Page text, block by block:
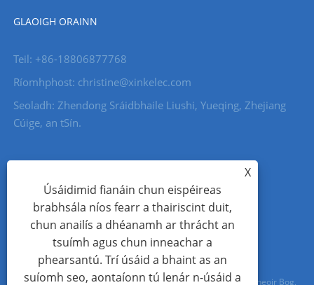
GLAOIGH ORAINN
Teil: +86-18806877768
Ríomhphost: christine@xinkelec.com
Seoladh: Zhendong Sráidbhaile Liushi, Yueqing, Zhejiang
Cúige, an tSín.
Cóipcheart © 2023 Wenzhou Xinkong Imp&exp Co.,Ltd. - Tosaitheoir Bog,
X
Úsáidimid fianáin chun eispéireas
brabhsála níos fearr a thairiscint duit,
chun anailís a dhéanamh ar thrácht an
tsuímh agus chun inneachar a
phearsantú. Trí úsáid a bhaint as an
suíomh seo, aontaíonn tú lenár n-úsáid a